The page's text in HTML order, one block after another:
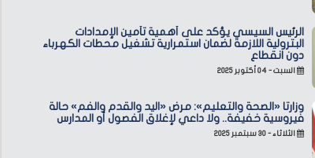
الرئيس السيسي يؤكد على أهمية تأمين الإمدادات
البترولية اللازمة لضمان استمرارية تشغيل محطات الكهرباء
دون انقطاع
السبت - ٠٤ أكتوبر ٢٠٢٥
وزارتا «الصحة والتعليم»: مرض «اليد والقدم والفم» حالة
فيروسية خفيفة.. ولا داعي لإغلاق الفصول أو المدارس
الثلاثاء - ٣٠ سبتمبر ٢٠٢٥